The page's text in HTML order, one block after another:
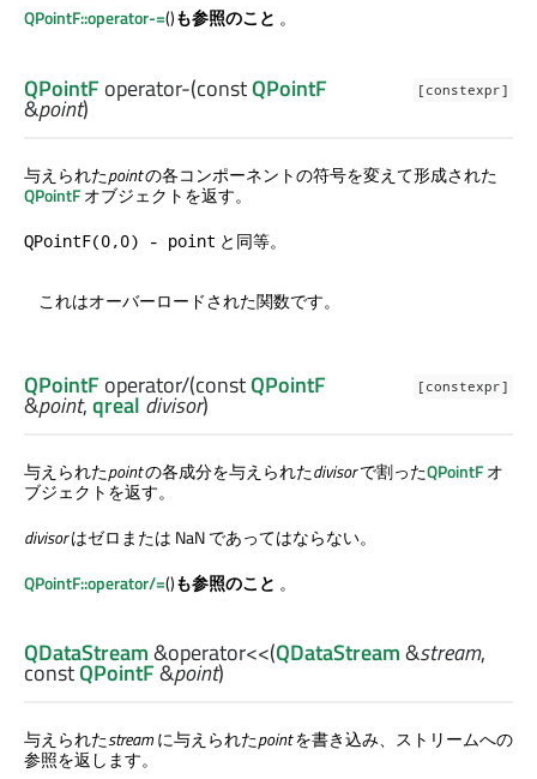
QPointF::operator-=()も参照のこと 。
[constexpr]
QPointF operator-(constQPointF
&point)
与えられたpointの各コンポーネントの符号を変えて形成された
QPointFオブジェクトを返す。
QPointF(0,0) - point と同等。
これはオーバーロードされた関数です。
[constexpr]
QPointF operator/(constQPointF
&point,qreal divisor)
与えられたpointの各成分を与えられたdivisorで割ったQPointFオ
ブジェクトを返す。
divisorはゼロまたは NaN であってはならない。
QPointF::operator/=()も参照のこと 。
QDataStream&operator<<(QDataStream&stream,
constQPointF&point)
与えられたstreamに与えられたpointを書き込み、ストリームへの
参照を返します。